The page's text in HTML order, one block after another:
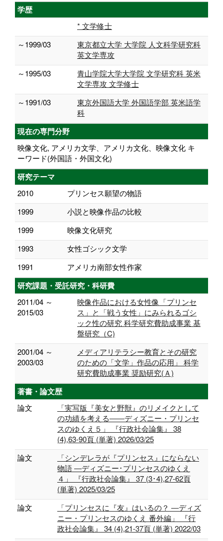
学歴
* 文学修士
～1999/03
東京都立大学 大学院 人文科学研究科
英文学専攻
～1995/03
青山学院大学大学院 文学研究科 英米
文学専攻 文学修士
～1991/03
東京外国語大学 外国語学部 英米語学
科
現在の専門分野
映像文化, アメリカ文学、アメリカ文化、映像文化 キ
ーワード(外国語・外国文化)
研究テーマ
2010
プリンセス願望の物語
1999
小説と映像作品の比較
1999
映像文化研究
1993
女性ゴシック文学
1991
アメリカ南部女性作家
研究課題・受託研究・科研費
2011/04 ～
2015/03
映像作品における女性像「プリンセ
ス」と「戦う女性」にみられるゴシ
ック性の研究 科学研究費助成事業 基
盤研究（C)
2001/04 ～
2003/03
メディアリテラシー教育とその研究
のための「文学」作品の応用」 科学
研究費助成事業 奨励研究(Ａ)
著書・論文歴
論文
「実写版『美女と野獣』のリメイクとして
の功績を考える――ディズニー・プリンセ
スのゆくえ５」 『行政社会論集』 38
(4),63-90頁 (単著) 2026/03/25
論文
「シンデレラが『プリンセス』にならない
物語 ―ディズニー･プリンセスのゆくえ
４」 『行政社会論集』 37 (3･4),27-62頁
(単著) 2025/03/25
論文
「プリンセスに『友』はいるの？ ―ディズ
ニー・プリンセスのゆくえ 番外編」 『行
政社会論集』 34 (4),21-37頁 (単著) 2022/03